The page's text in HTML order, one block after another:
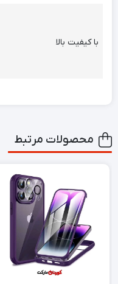
با کیفیت بالا
محصولات مرتبط